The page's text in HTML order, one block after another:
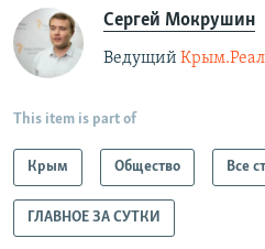
Сергей Мокрушин
Ведущий
This item is part of
Крым Общество Все
ГЛАВНОЕ ЗА СУТКИ